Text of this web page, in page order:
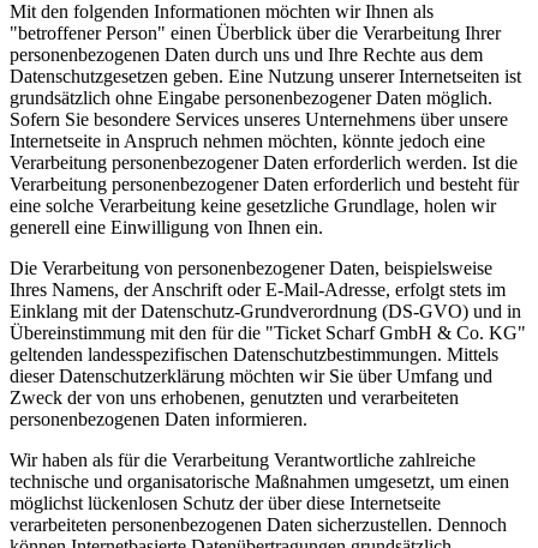
Mit den folgenden Informationen möchten wir Ihnen als
"betroffener Person" einen Überblick über die Verarbeitung Ihrer
personenbezogenen Daten durch uns und Ihre Rechte aus dem
Datenschutzgesetzen geben. Eine Nutzung unserer Internetseiten ist
grundsätzlich ohne Eingabe personenbezogener Daten möglich.
Sofern Sie besondere Services unseres Unternehmens über unsere
Internetseite in Anspruch nehmen möchten, könnte jedoch eine
Verarbeitung personenbezogener Daten erforderlich werden. Ist die
Verarbeitung personenbezogener Daten erforderlich und besteht für
eine solche Verarbeitung keine gesetzliche Grundlage, holen wir
generell eine Einwilligung von Ihnen ein.
Die Verarbeitung von personenbezogener Daten, beispielsweise
Ihres Namens, der Anschrift oder E-Mail-Adresse, erfolgt stets im
Einklang mit der Datenschutz-Grundverordnung (DS-GVO) und in
Übereinstimmung mit den für die "Ticket Scharf GmbH & Co. KG"
geltenden landesspezifischen Datenschutzbestimmungen. Mittels
dieser Datenschutzerklärung möchten wir Sie über Umfang und
Zweck der von uns erhobenen, genutzten und verarbeiteten
personenbezogenen Daten informieren.
Wir haben als für die Verarbeitung Verantwortliche zahlreiche
technische und organisatorische Maßnahmen umgesetzt, um einen
möglichst lückenlosen Schutz der über diese Internetseite
verarbeiteten personenbezogenen Daten sicherzustellen. Dennoch